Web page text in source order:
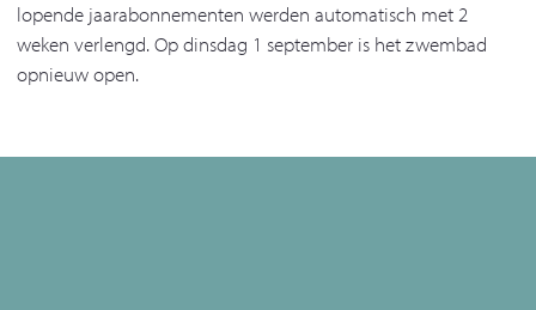
lopende jaarabonnementen werden automatisch met 2
weken verlengd. Op dinsdag 1 september is het zwembad
opnieuw open.